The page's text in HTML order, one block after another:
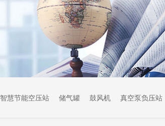
智慧节能空压站 储气罐 鼓风机 真空泵负压站